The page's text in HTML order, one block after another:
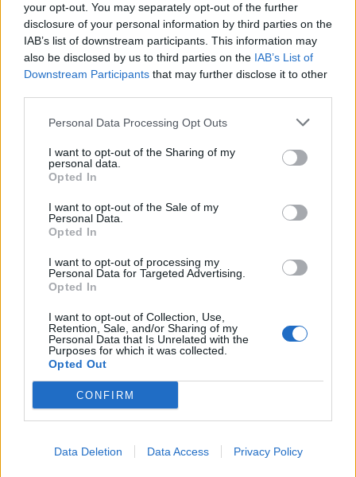
your opt-out. You may separately opt-out of the further
disclosure of your personal information by third parties on the
IAB’s list of downstream participants. This information may
also be disclosed by us to third parties on the IAB’s List of
Downstream Participants that may further disclose it to other
Personal Data Processing Opt Outs
I want to opt-out of the Sharing of my
personal data.
Opted In
I want to opt-out of the Sale of my
Personal Data.
Opted In
I want to opt-out of processing my
Personal Data for Targeted Advertising.
Opted In
I want to opt-out of Collection, Use,
Retention, Sale, and/or Sharing of my
Personal Data that Is Unrelated with the
Purposes for which it was collected.
Opted Out
CONFIRM
Data Deletion Data Access Privacy Policy
Krämig och len potatis-
och purjolökssoppa med
limeblad
Potatis- och purjolökssoppa med limeblad
är en krämig
och smakrik soppa där klassisk potatis och mild purjo
möter friska kaffirlimeblad. Den aromatiska citrussmaken
ger en modern twist på traditionell potatis- och purjosoppa
och lyfter rätten till en ny nivå. Soppan är enkel att laga,
vegetarisk och passar perfekt som både förrätt och lätt
huvudrätt. Ett utmärkt recept för dig som söker en
värmande, krämig soppa med spännande smak.